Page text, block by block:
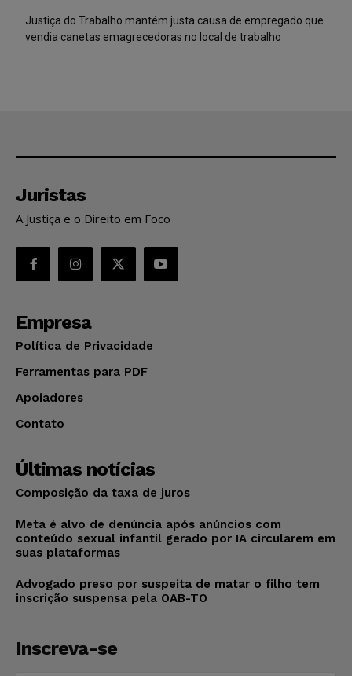
Justiça do Trabalho mantém justa causa de empregado que
vendia canetas emagrecedoras no local de trabalho
Juristas
A Justiça e o Direito em Foco
Empresa
Política de Privacidade
Ferramentas para PDF
Apoiadores
Contato
Últimas notícias
Composição da taxa de juros
Meta é alvo de denúncia após anúncios com
conteúdo sexual infantil gerado por IA circularem em
suas plataformas
Advogado preso por suspeita de matar o filho tem
inscrição suspensa pela OAB-TO
Inscreva-se